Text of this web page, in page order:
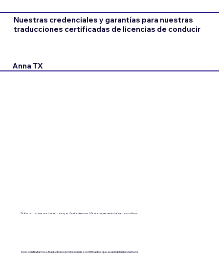
Solo contratamos a traductores profesionales certificados que sean hablantes nativos.
Solo contratamos a traductores profesionales certificados que sean hablantes nativos.
Nuestras credenciales y garantías para nuestras
traducciones certificadas de licencias de conducir
Anna TX